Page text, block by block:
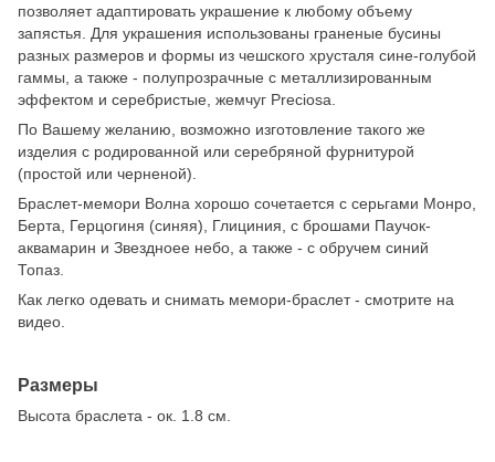
позволяет адаптировать украшение к любому объему
запястья. Для украшения использованы граненые бусины
разных размеров и формы из чешского хрусталя сине-голубой
гаммы, а также - полупрозрачные с металлизированным
эффектом и серебристые, жемчуг Preciosa.
По Вашему желанию, возможно изготовление такого же
изделия с родированной или серебряной фурнитурой
(простой или черненой).
Браслет-мемори Волна хорошо сочетается с серьгами Монро,
Берта, Герцогиня (синяя), Глициния, с брошами Паучок-
аквамарин и Звездноее небо, а также - с обручем синий
Топаз.
Как легко одевать и снимать мемори-браслет - смотрите на
видео.
Размеры
Высота браслета - ок. 1.8 см.